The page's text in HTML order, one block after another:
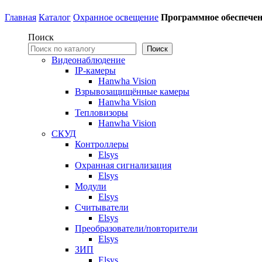
Главная Каталог Охранное освещение Программное
Поиск
Поиск
Видеонаблюдение
IP-камеры
Hanwha Vision
Взрывозащищённые камеры
Hanwha Vision
Тепловизоры
Hanwha Vision
СКУД
Контроллеры
Elsys
Охранная сигнализация
Elsys
Модули
Elsys
Считыватели
Elsys
Преобразователи/повторители
Elsys
ЗИП